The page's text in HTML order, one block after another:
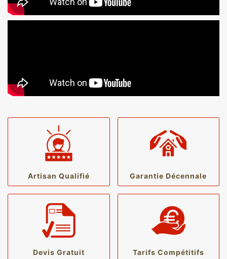
Artisan Qualifié Garantie Décennale
Devis Gratuit Tarifs Compétitifs